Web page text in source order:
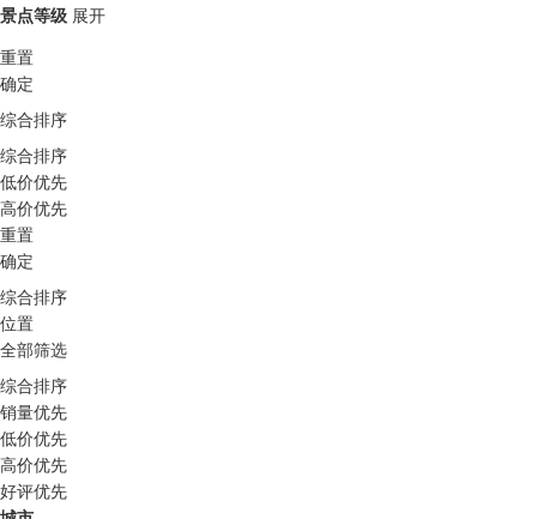
景点等级 展开
重置
确定
综合排序
综合排序
低价优先
高价优先
重置
确定
综合排序
位置
全部筛选
综合排序
销量优先
低价优先
高价优先
好评优先